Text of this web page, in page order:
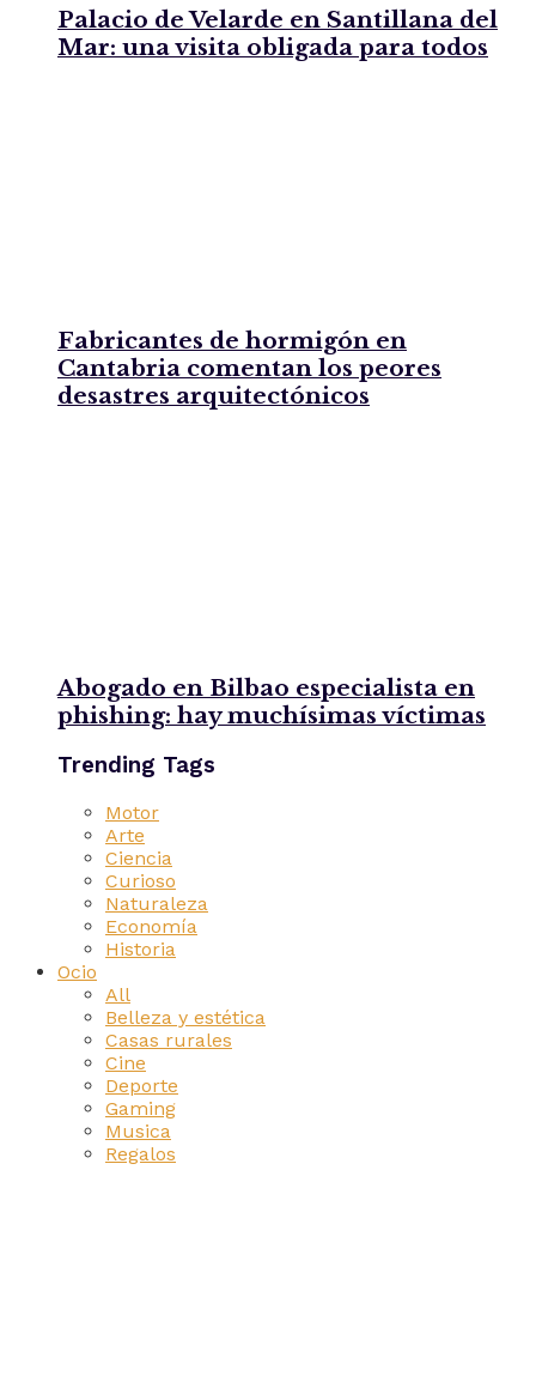
Palacio de Velarde en Santillana del
Mar: una visita obligada para todos
Fabricantes de hormigón en
Cantabria comentan los peores
desastres arquitectónicos
Abogado en Bilbao especialista en
phishing: hay muchísimas víctimas
Trending Tags
Motor
Arte
Ciencia
Curioso
Naturaleza
Economía
Historia
Ocio
All
Belleza y estética
Casas rurales
Cine
Deporte
Gaming
Musica
Regalos